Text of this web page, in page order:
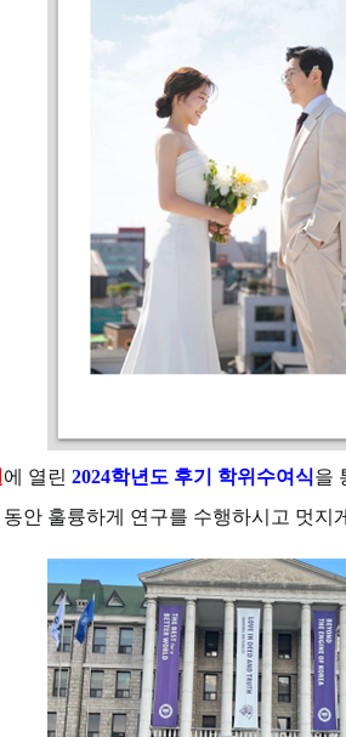
에 열린 2024학년도 후기 학위수여식을
동안 훌륭하게 연구를 수행하시고 멋